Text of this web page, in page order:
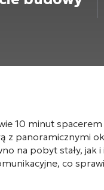
10 minut
panoramicznymi
na pobyt stały, jak
co